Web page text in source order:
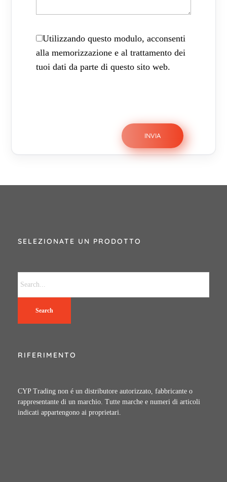
Utilizzando questo modulo, acconsenti
alla memorizzazione e al trattamento dei
tuoi dati da parte di questo sito web.
SELEZIONATE UN PRODOTTO
Search
RIFERIMENTO
CYP Trading non é un distributore autorizzato, fabbricante o
rappresentante di un marchio. Tutte marche e numeri di articoli
indicati appartengono ai proprietari.